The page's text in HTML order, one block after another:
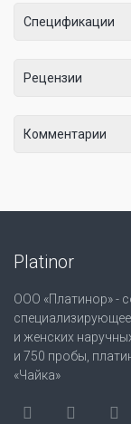
Спецификации
Рецензии
Комментарии
Platinor
ООО «Платинор» -
и женских
и 750 пробы,
«Чайка»